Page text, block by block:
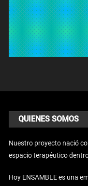
QUIENES SOMOS
Nuestro proyecto nació
espacio terapéutico
Hoy ENSAMBLE es una